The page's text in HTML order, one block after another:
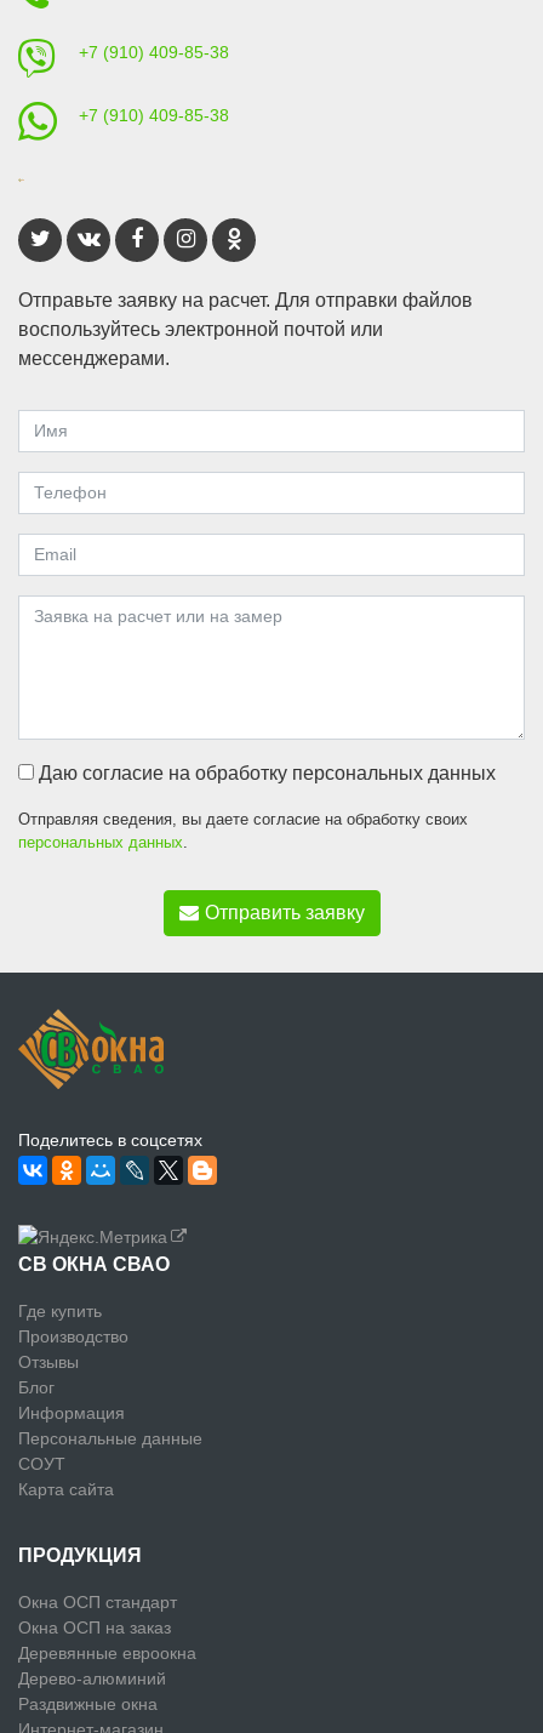
+7 (910) 409-85-38
+7 (910) 409-85-38
Отправьте заявку на расчет. Для отправки файлов
воспользуйтесь электронной почтой или
мессенджерами.
Даю согласие на обработку персональных данных
Отправляя сведения, вы даете согласие на обработку своих
персональных данных
Отправить заявку
Поделитесь в соцсетях
СВ ОКНА СВАО
Где купить
Производство
Отзывы
Блог
Информация
Персональные данные
СОУТ
Карта сайта
ПРОДУКЦИЯ
Окна ОСП стандарт
Окна ОСП на заказ
Деревянные евроокна
Дерево-алюминий
Раздвижные окна